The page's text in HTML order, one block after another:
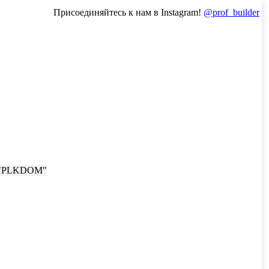
Присоединяйтесь к нам в Instagram! @prof_builder